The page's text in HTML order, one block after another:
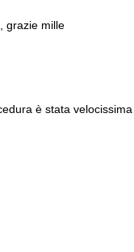
grazie mille
è stata